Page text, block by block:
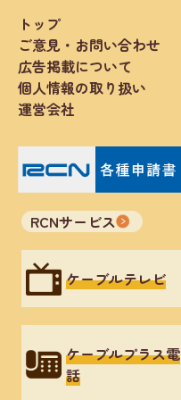
トップ
ご意見・お問い合わせ
広告掲載について
個人情報の取り扱い
運営会社
RCNサービス
ケーブルテレビ
ケーブルプラス電
話